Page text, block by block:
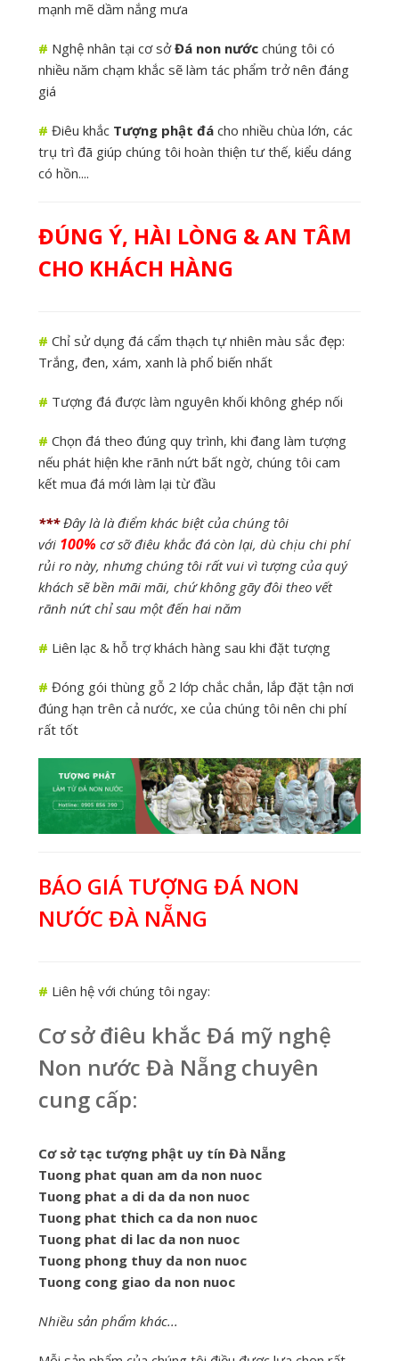
mạnh mẽ dầm nắng mưa
# Nghệ nhân tại cơ sởĐá non nước chúng tôi có
nhiều năm chạm khắc sẽ làm tác phẩm trở nên đáng
giá
# Điêu khắc Tượng phật đá cho nhiều chùa lớn, các
trụ trì đã giúp chúng tôi hoàn thiện tư thế, kiểu dáng
có hồn....
ĐÚNG Ý, HÀI LÒNG & AN TÂM
CHO KHÁCH HÀNG
# Chỉ sử dụng đá cẩm thạch tự nhiên màu sắc đẹp:
Trắng, đen, xám, xanh là phổ biến nhất
# Tượng đá được làm nguyên khối không ghép nối
# Chọn đá theo đúng quy trình, khi đang làm tượng
nếu phát hiện khe rãnh nứt bất ngờ, chúng tôi cam
kết mua đá mới làm lại từ đầu
***Đây là là điểm khác biệt của chúng tôi
với 100% cơ sỡ điêu khắc đá còn lại, dù chịu chi phí
rủi ro này, nhưng chúng tôi rất vui vì tượng của quý
khách sẽ bền mãi mãi, chứ không gãy đôi theo vết
rãnh nứt chỉ sau một đến hai năm
# Liên lạc & hỗ trợ khách hàng sau khi đặt tượng
# Đóng gói thùng gỗ 2 lớp chắc chắn, lắp đặt tận nơi
đúng hạn trên cả nước, xe của chúng tôi nên chi phí
rất tốt
BÁO GIÁ TƯỢNG ĐÁ NON
NƯỚC ĐÀ NẴNG
# Liên hệ với chúng tôi ngay:
Cơ sở điêu khắc Đá mỹ nghệ
Non nước Đà Nẵng chuyên
cung cấp:
Cơ sở tạc tượng phật uy tín Đà Nẵng
Tuong phat quan am da non nuoc
Tuong phat a di da da non nuoc
Tuong phat thich ca da non nuoc
Tuong phat di lac da non nuoc
Tuong phong thuy da non nuoc
Tuong cong giao da non nuoc
Nhiều sản phẩm khác...